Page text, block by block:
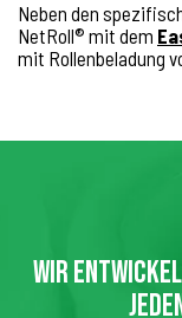
Neben den
NetRoll® mit dem
mit Rollenbeladung
WIR